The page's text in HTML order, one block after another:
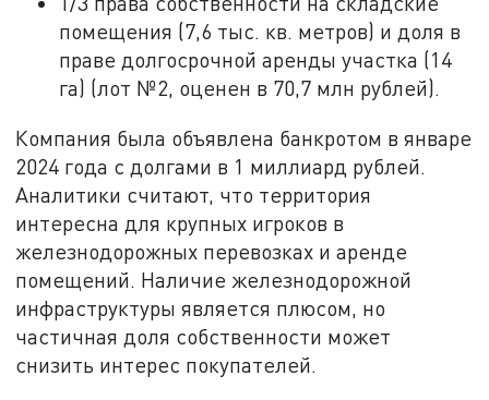
помещения (7,6 тыс. кв. метров) и доля в
праве долгосрочной аренды участка (14
га) (лот №2, оценен в 70,7 млн рублей).
Компания была объявлена банкротом в январе
2024 года с долгами в 1 миллиард рублей.
Аналитики считают, что территория
интересна для крупных игроков в
железнодорожных перевозках и аренде
помещений. Наличие железнодорожной
инфраструктуры является плюсом, но
частичная доля собственности может
снизить интерес покупателей.